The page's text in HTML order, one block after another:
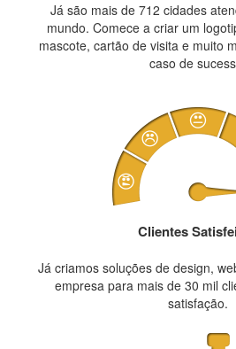
Já são mais de 712 cidades
mundo. Comece a criar um
mascote, cartão de visita e muito
caso de
Clientes
Já criamos soluções de design,
empresa para mais de 30 mil
satisfação.